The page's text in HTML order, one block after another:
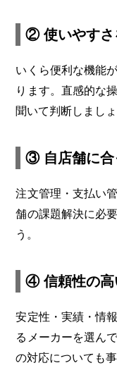
② 使いやすさ
いくら便利な機能
ります。直感的な
聞いて判断しましょ
③ 自店舗に合
注文管理・支払い
舗の課題解決に必
う。
④ 信頼性の高
安定性・実績・情
るメーカーを選ん
の対応についても